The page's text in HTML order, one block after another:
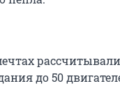
до 50